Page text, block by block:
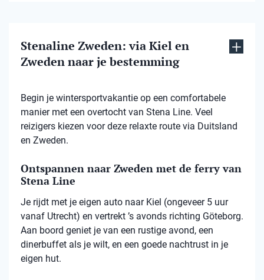
Stenaline Zweden: via Kiel en
Zweden naar je bestemming
Begin je wintersportvakantie op een comfortabele
manier met een overtocht van Stena Line. Veel
reizigers kiezen voor deze relaxte route via Duitsland
en Zweden.
Ontspannen naar Zweden met de ferry van
Stena Line
Je rijdt met je eigen auto naar Kiel (ongeveer 5 uur
vanaf Utrecht) en vertrekt ’s avonds richting Göteborg.
Aan boord geniet je van een rustige avond, een
dinerbuffet als je wilt, en een goede nachtrust in je
eigen hut.